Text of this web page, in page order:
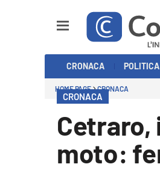
Economia e Lavoro
CRONACA POLITICA
HOME PAGE CRONACA
CRONACA
Cetraro,
moto: